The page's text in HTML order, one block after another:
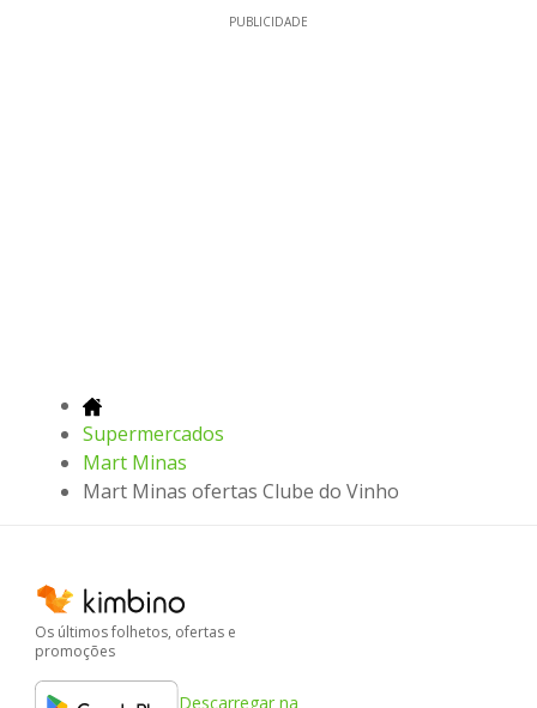
PUBLICIDADE
Supermercados
Mart Minas
Mart Minas ofertas Clube do Vinho
Os últimos folhetos, ofertas e
promoções
Descarregar na